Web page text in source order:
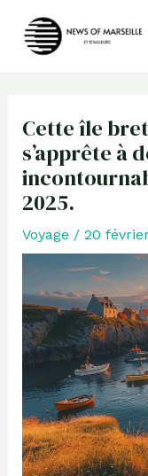
Cette île
s’apprête à
2025.
Voyage / 20